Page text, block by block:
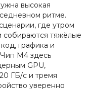
высокая
ритме.
где утром
собираются тяжёлые
графика и
M4 здесь
GPU,
ГБ/с и тремя
уверенно